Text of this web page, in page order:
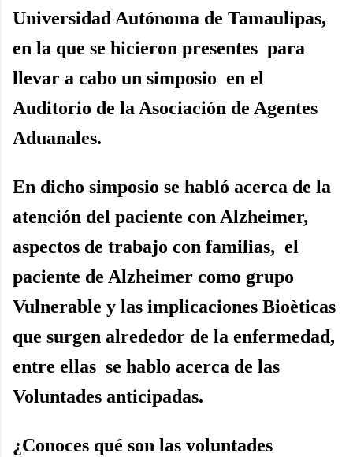
Universidad Autónoma de Tamaulipas,
en la que se hicieron presentes para
llevar a cabo un simposio en el
Auditorio de la Asociación de Agentes
Aduanales.
En dicho simposio se habló acerca de la
atención del paciente con Alzheimer,
aspectos de trabajo con familias, el
paciente de Alzheimer como grupo
Vulnerable y las implicaciones Bioèticas
que surgen alrededor de la enfermedad,
entre ellas se hablo acerca de las
Voluntades anticipadas.
¿Conoces qué son las voluntades